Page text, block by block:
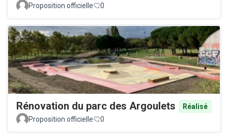
Proposition officielle 0
Rénovation du parc des Argoulets
Réalisé
Proposition officielle
0